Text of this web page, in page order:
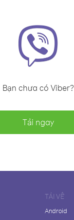
Bạn chưa có Viber?
Tải ngay
TẢI VỀ
Android